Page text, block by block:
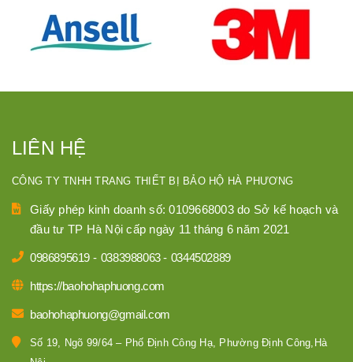
LIÊN HỆ
CÔNG TY TNHH TRANG THIẾT BỊ BẢO HỘ HÀ PHƯƠNG
Giấy phép kinh doanh số: 0109668003 do Sở kế hoạch và
đầu tư TP Hà Nội cấp ngày 11 tháng 6 năm 2021
0986895619 - 0383988063- 0344502889
https://baohohaphuong.com
baohohaphuong@gmail.com
Số 19, Ngõ 99/64 – Phố Định Công Hạ, Phường Định Công,Hà